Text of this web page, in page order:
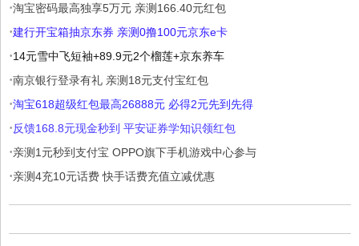
·淘宝密码最高独享5万元 亲测166.40元红包
·建行开宝箱抽京东券 亲测0撸100元京东e卡
·14元雪中飞短袖+89.9元2个榴莲+京东养车
·南京银行登录有礼 亲测18元支付宝红包
·淘宝618超级红包最高26888元 必得2元先到先得
·反馈168.8元现金秒到 平安证券学知识领红包
·亲测1元秒到支付宝 OPPO旗下手机游戏中心参与
·亲测4充10元话费 快手话费充值立减优惠